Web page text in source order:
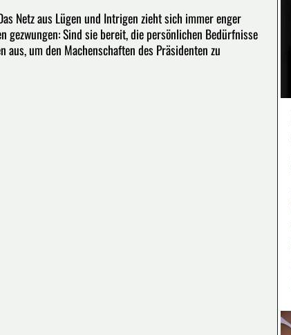
Netz aus Lügen und Intrigen zieht sich immer enger
gezwungen: Sind sie bereit, die persönlichen Bedürfnisse
um den Machenschaften des Präsidenten zu